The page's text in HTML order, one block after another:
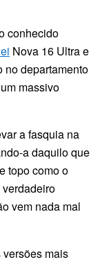
conhecido
Nova 16 Ultra e
no departamento
massivo
a fasquia na
a daquilo que
topo como o
vem nada mal
mais